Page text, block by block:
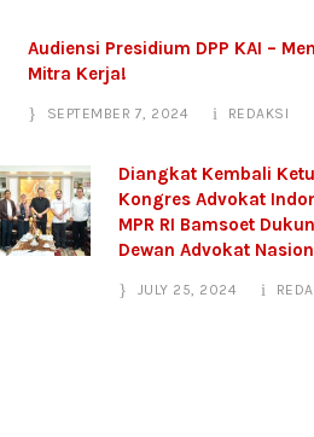
Audiensi Presidium DPP KAI –
Mitra Kerja!
SEPTEMBER 7, 2024 REDAKSI
Diangkat Kembali
Kongres Advokat
MPR RI Bamsoet
Dewan Advokat
JULY 25, 2024